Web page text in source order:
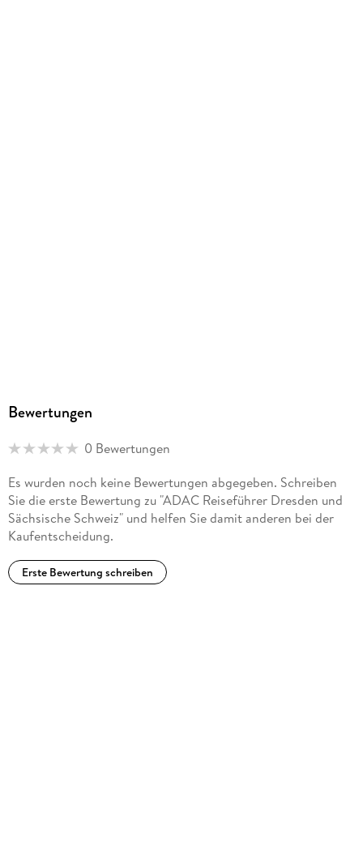
Bewertungen
0 Bewertungen
Es wurden noch keine Bewertungen abgegeben. Schreiben
Sie die erste Bewertung zu "ADAC Reiseführer Dresden und
Sächsische Schweiz" und helfen Sie damit anderen bei der
Kaufentscheidung.
Erste Bewertung schreiben